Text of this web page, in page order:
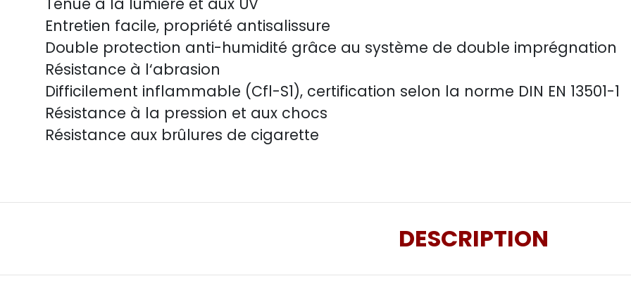
Entretien facile, propriété antisalissure
Double protection anti-humidité grâce au système de double imprégnation
Résistance à l‘abrasion
Difficilement inflammable (Cfl-S1), certification selon la norme DIN EN 13501-1
Résistance à la pression et aux chocs
Résistance aux brûlures de cigarette
DESCRIPTION